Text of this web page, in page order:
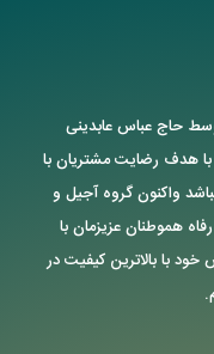
خشکبار عابدینی در سال 1355 توسط حاج عباس عابدینی
هدف رضایت مشتریان با
واکنون گروه آجیل و
هموطنان عزیزمان با
خود با بالاترین کیفیت در